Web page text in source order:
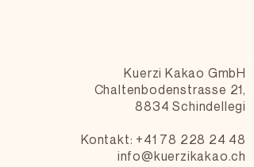
Kuerzi Kakao GmbH
Chaltenbodenstrasse 21,
8834 Schindellegi
Kontakt: +41 78 228 24 48
info@kuerzikakao.ch